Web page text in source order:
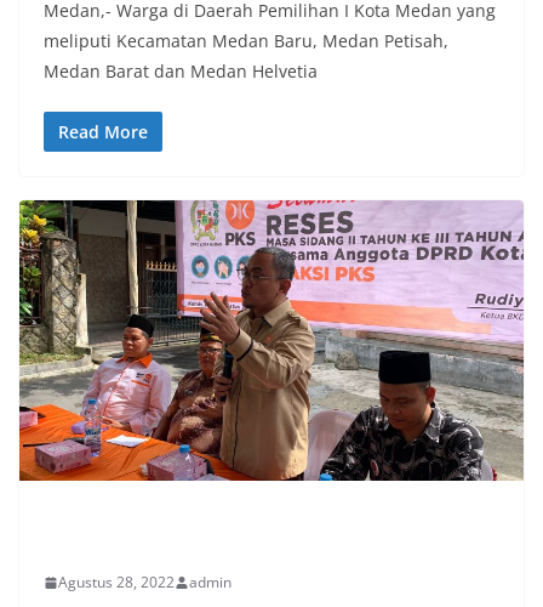
Medan,- Warga di Daerah Pemilihan I Kota Medan yang
meliputi Kecamatan Medan Baru, Medan Petisah,
Medan Barat dan Medan Helvetia
Read More
Agustus 28, 2022 admin